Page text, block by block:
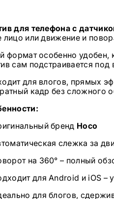
для телефона с
лицо или движение и
формат особенно удобен,
сам подстраивается
для влогов, прямых
кадр без сложного
бренд Hoco
слежка за
на 360° – полный
для Android и iOS –
для блогов,